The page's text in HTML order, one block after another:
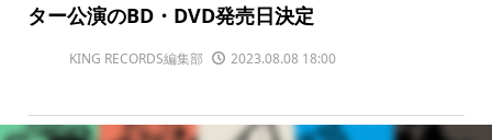
ター公演のBD・DVD発売日決定
KING RECORDS編集部 2023.08.08 18:00